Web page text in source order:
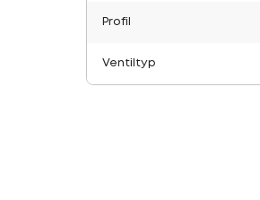
Profil
Ventiltyp